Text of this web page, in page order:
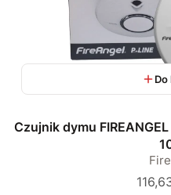
Do
Czujnik dymu
Cena